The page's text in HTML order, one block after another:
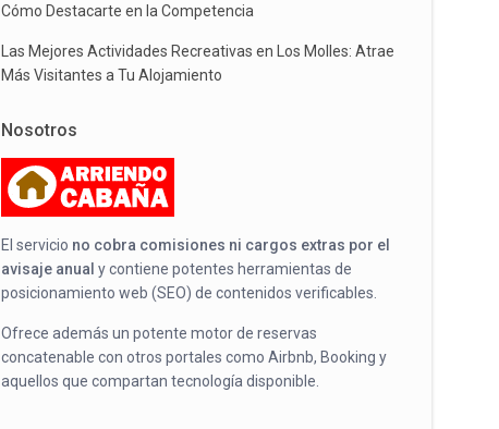
Cómo Destacarte en la Competencia
Las Mejores Actividades Recreativas en Los Molles: Atrae
Más Visitantes a Tu Alojamiento
Nosotros
El servicio no cobra comisiones ni cargos extras por el
avisaje anual y contiene potentes herramientas de
posicionamiento web (SEO) de contenidos verificables.
Ofrece además un potente motor de reservas
concatenable con otros portales como Airbnb, Booking y
aquellos que compartan tecnología disponible.